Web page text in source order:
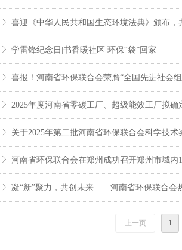
ꁕ
ꁕ 学雷锋纪念日|书香暖社区 环保“袋”回家
ꁕ 喜报！河南省环保联合会荣膺“全国先进社会
ꁕ 2025年度河南省零碳工厂、超级能效工厂拟
ꁕ 关于2025年第二批河南省环保联合会科学技术
ꁕ 河南省环保联合会在郑州成功召开郑州市域
ꁕ 凝“新”聚力，共创未来——河南省环保联合会
上一页 1